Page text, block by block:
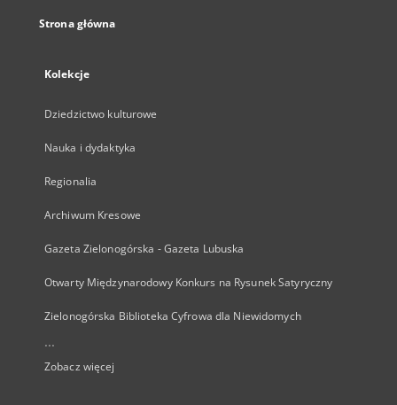
Strona główna
Kolekcje
Dziedzictwo kulturowe
Nauka i dydaktyka
Regionalia
Archiwum Kresowe
Gazeta Zielonogórska - Gazeta Lubuska
Otwarty Międzynarodowy Konkurs na Rysunek Satyryczny
Zielonogórska Biblioteka Cyfrowa dla Niewidomych
...
Zobacz więcej